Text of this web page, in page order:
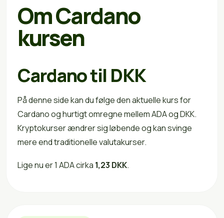
Om Cardano
kursen
Cardano til DKK
På denne side kan du følge den aktuelle kurs for
Cardano og hurtigt omregne mellem ADA og DKK.
Kryptokurser ændrer sig løbende og kan svinge
mere end traditionelle valutakurser.
Lige nu er 1 ADA cirka 1,23 DKK.